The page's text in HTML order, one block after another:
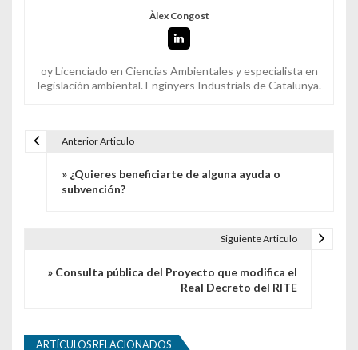
Àlex Congost
oy Licenciado en Ciencias Ambientales y especialista en
legislación ambiental. Enginyers Industrials de Catalunya.
Navegación de entradas
Anterior Articulo
» ¿Quieres beneficiarte de alguna ayuda o
subvención?
Siguiente Articulo
» Consulta pública del Proyecto que modifica el
Real Decreto del RITE
ARTÍCULOS RELACIONADOS